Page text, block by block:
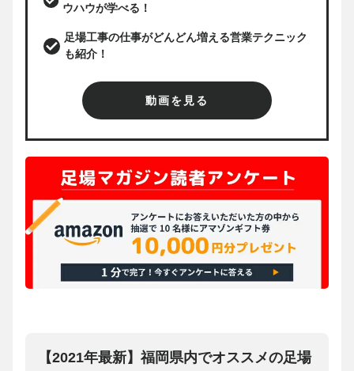
ウハウが学べる！
足場工事の仕事がどんどん増える営業テクニック
も紹介！
動画を見る
【2021年最新】福岡県内でオススメの足場